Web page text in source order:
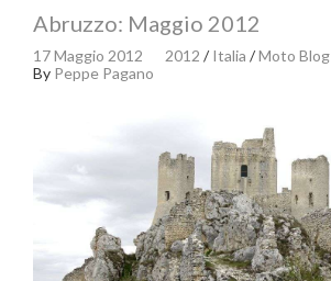
Abruzzo: Maggio 2012
17 Maggio 2012 2012 /Italia /Moto Blog
By Peppe Pagano